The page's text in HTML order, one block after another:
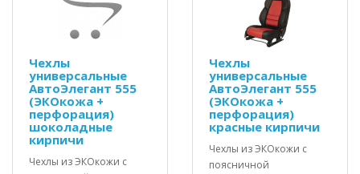
Чехлы
универсальные
АвтоЭлегант 555
(ЭКОкожа +
перфорация)
шоколадные
кирпичи
Чехлы из ЭКОкожи с
Чехлы
универсальные
АвтоЭлегант 555
(ЭКОкожа +
перфорация)
красные кирпичи
Чехлы из ЭКОкожи с
поясничной